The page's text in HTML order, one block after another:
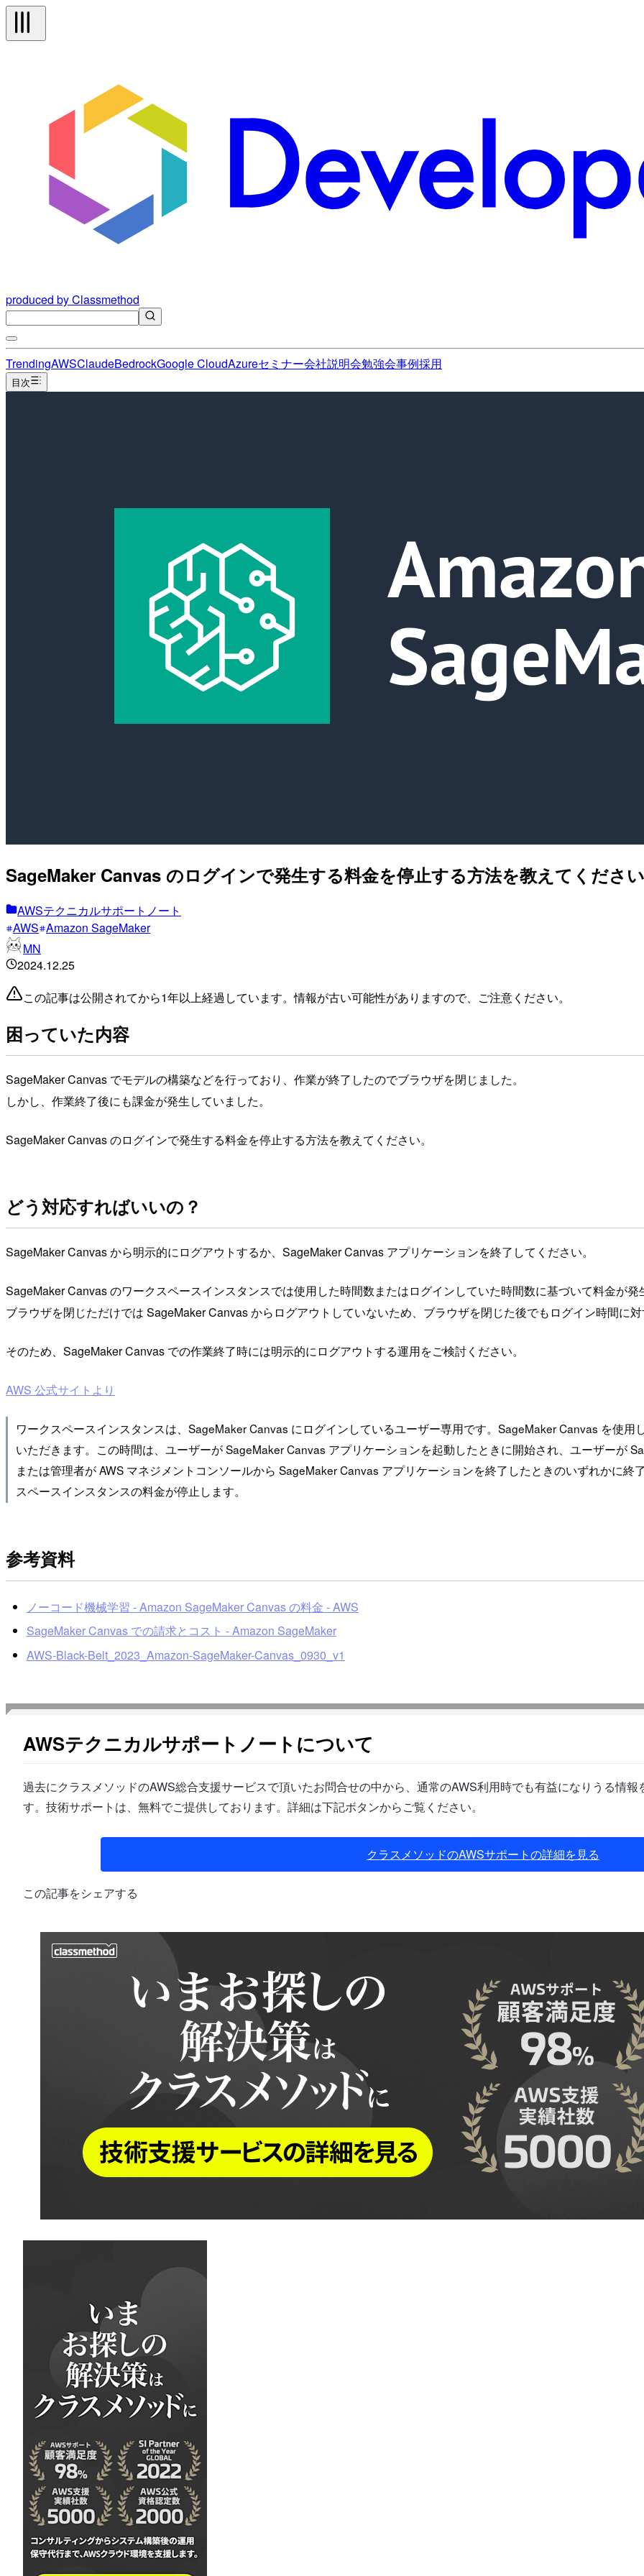
produced by Classmethod
TrendingAWSClaudeBedrockGoogle CloudAzureセミナー会社説明会勉強会事例採用
目次
SageMaker Canvas のログインで発生する料金を停止する方法を教えてください
AWSテクニカルサポートノート
AWS Amazon SageMaker
MN
2024.12.25
この記事は公開されてから1年以上経過しています。情報が古い可能性がありますので、ご注意ください。
困っていた内容
SageMaker Canvas でモデルの構築などを行っており、作業が終了したのでブラウザを閉じました。
しかし、作業終了後にも課金が発生していました。
SageMaker Canvas のログインで発生する料金を停止する方法を教えてください。
どう対応すればいいの？
SageMaker Canvas から明示的にログアウトするか、SageMaker Canvas アプリケーションを終了してください。
SageMaker Canvas のワークスペースインスタンスでは使用した時間数またはログインしていた時間数に基づいて料金が発
ブラウザを閉じただけでは SageMaker Canvas からログアウトしていないため、ブラウザを閉じた後でもログイン時間に
そのため、SageMaker Canvas での作業終了時には明示的にログアウトする運用をご検討ください。
AWS 公式サイトより
ワークスペースインスタンスは、SageMaker Canvas にログインしているユーザー専用です。SageMaker Canvas を使
いただきます。この時間は、ユーザーが SageMaker Canvas アプリケーションを起動したときに開始され、ユーザーが
または管理者が AWS マネジメントコンソールから SageMaker Canvas アプリケーションを終了したときのいずれかに
スペースインスタンスの料金が停止します。
参考資料
ノーコード機械学習 - Amazon SageMaker Canvas の料金 - AWS
SageMaker Canvas での請求とコスト - Amazon SageMaker
AWS-Black-Belt_2023_Amazon-SageMaker-Canvas_0930_v1
AWSテクニカルサポートノートについて
過去にクラスメソッドのAWS総合支援サービスで頂いたお問合せの中から、通常のAWS利用時でも有益になりうる情
す。技術サポートは、無料でご提供しております。詳細は下記ボタンからご覧ください。
クラスメソッドのAWSサポートの詳細を見る
この記事をシェアする